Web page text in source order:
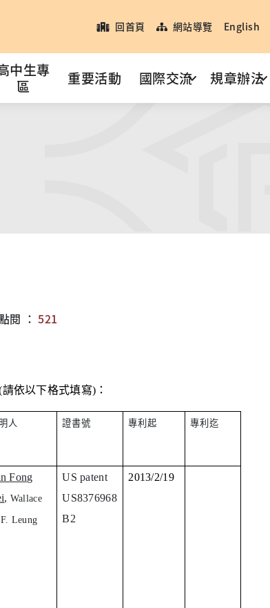
回首頁 網站導覽 English
中生專
區
重要活動 國際交流 規章辦法
閱 ：521
請依以下格式填寫) ：
人 證書號 專利起 專利迄
Fong
, Wallace
Leung
US patent
US8376968
B2
2013/2/19